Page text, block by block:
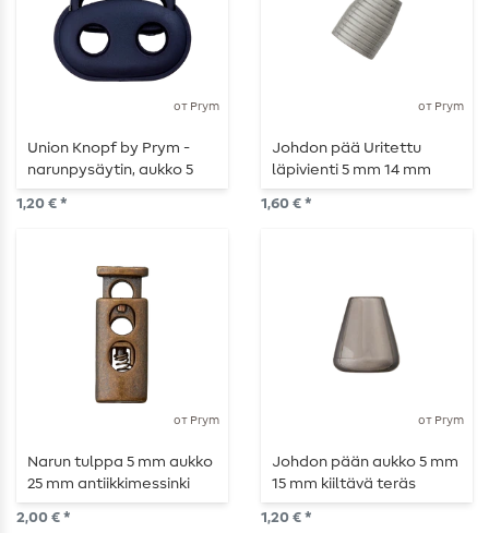
от Prym
Union Knopf by Prym -
narunpysäytin, aukko 5
mm, pituus 25 mm,
1,20 € *
от Prym
Johdon pää Uritettu
läpivienti 5 mm 14 mm
Titaani
1,60 € *
от Prym
Narun tulppa 5 mm aukko
25 mm antiikkimessinki
mattainen
2,00 € *
от Prym
Johdon pään aukko 5 mm
15 mm kiiltävä teräs
1,20 € *